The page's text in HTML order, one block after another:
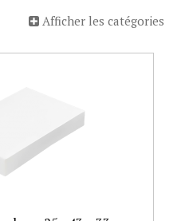
Afficher les catégories